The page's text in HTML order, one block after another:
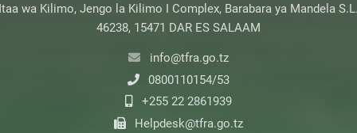
wa Kilimo, Jengo la Kilimo I Complex, Barabara ya Mandela
46238, 15471 DAR ES SALAAM
info@tfra.go.tz
0800110154/53
+255 22 2861939
Helpdesk@tfra.go.tz